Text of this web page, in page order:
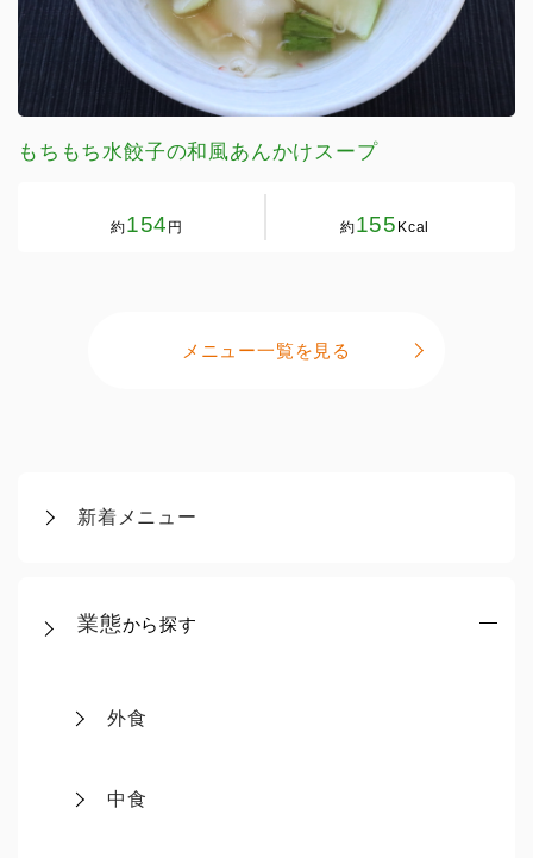
新着メニュー
業態から探す
外食
中食
もちもち水餃子の和風あんかけスープ
約154 円 約155 Kcal
メニュー一覧を見る